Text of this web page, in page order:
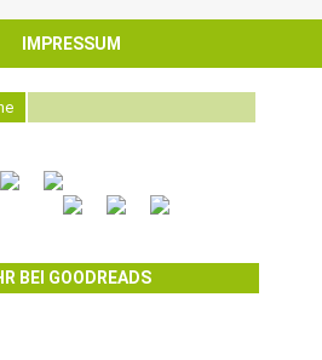
IMPRESSUM
BEI GOODREADS